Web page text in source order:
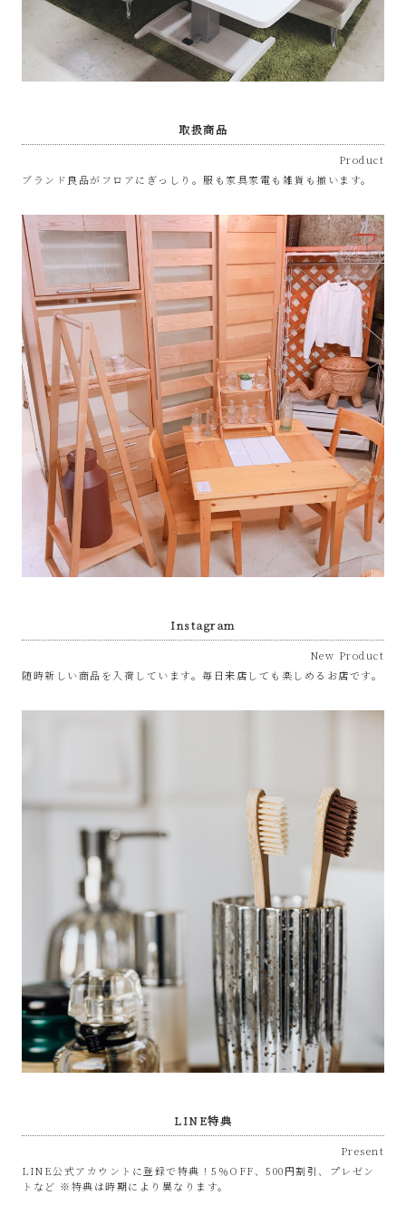
な
イ
ル
シ
ョ
ッ
プ
取扱商品
Product
ブランド良品がフロアにぎっしり。服も家具家電も雑貨も揃います。
Instagram
New Product
随時新しい商品を入荷しています。毎日来店しても楽しめるお店です。
LINE特典
Present
LINE公式アカウントに登録で特典！5％OFF、500円割引、プレゼン
トなど ※特典は時期により異なります。